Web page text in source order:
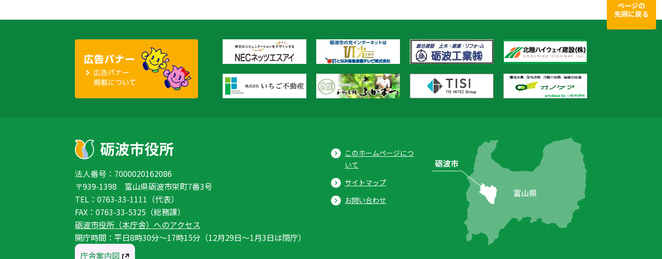
ページの
先頭に戻る
法人番号：7000020162086
〒939-1398 富山県砺波市栄町7番3号
TEL：0763-33-1111（代表）
FAX：0763-33-5325（総務課）
砺波市役所（本庁舎）へのアクセス
開庁時間：平日8時30分〜17時15分（12月29日〜1月3日は閉庁）
庁舎案内図
このホームページにつ
いて
サイトマップ
お問い合わせ